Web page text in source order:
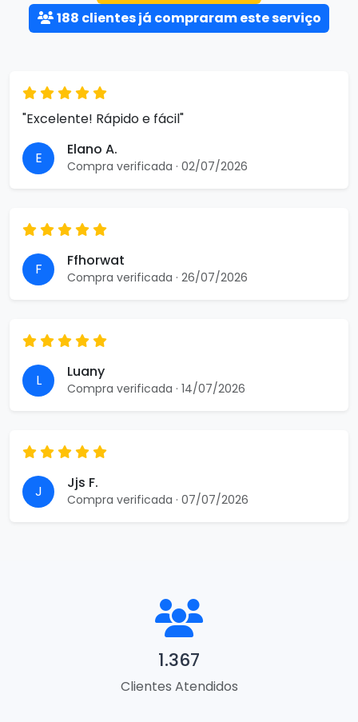
188 clientes já compraram este serviço
"Excelente! Rápido e fácil"
E Elano A.
Compra verificada · 02/07/2026
F Ffhorwat
Compra verificada · 26/07/2026
L Luany
Compra verificada · 14/07/2026
J Jjs F.
Compra verificada · 07/07/2026
1.367
Clientes Atendidos